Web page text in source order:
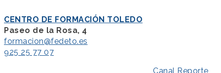
CENTRO DE FORMACIÓN TOLEDO
Paseo de la Rosa, 4
formacion@fedeto.es
925 25 77 07
Canal Reporte